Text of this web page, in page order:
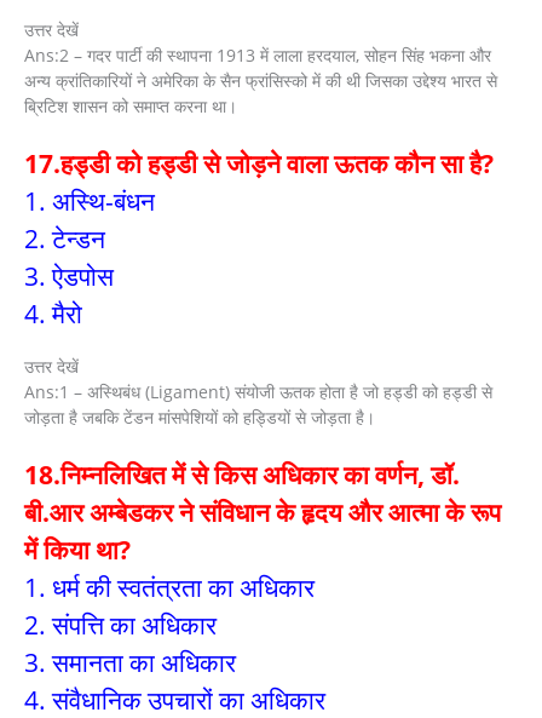
उत्तर देखें
Ans:2 – गदर पार्टी की स्थापना 1913 में लाला हरदयाल, सोहन सिंह भकना और
अन्य क्रांतिकारियों ने अमेरिका के सैन फ्रांसिस्को में की थी जिसका उद्देश्य भारत से
ब्रिटिश शासन को समाप्त करना था।
17.हड्डी को हड्डी से जोड़ने वाला ऊतक कौन सा है?
1. अस्थि-बंधन
2. टेन्डन
3. ऐडपोस
4. मैरो
उत्तर देखें
Ans:1 – अस्थिबंध (Ligament) संयोजी ऊतक होता है जो हड्डी को हड्डी से
जोड़ता है जबकि टेंडन मांसपेशियों को हड्डियों से जोड़ता है।
18.निम्नलिखित में से किस अधिकार का वर्णन, डॉ.
बी.आर अम्बेडकर ने संविधान के हृदय और आत्मा के रूप
में किया था?
1. धर्म की स्वतंत्रता का अधिकार
2. संपत्ति का अधिकार
3. समानता का अधिकार
4. संवैधानिक उपचारों का अधिकार